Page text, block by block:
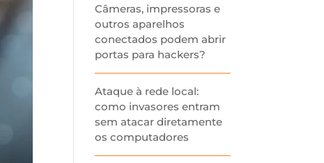
Câmeras, impressoras e
outros aparelhos
conectados podem abrir
portas para hackers?
Ataque à rede local:
como invasores entram
sem atacar diretamente
os computadores